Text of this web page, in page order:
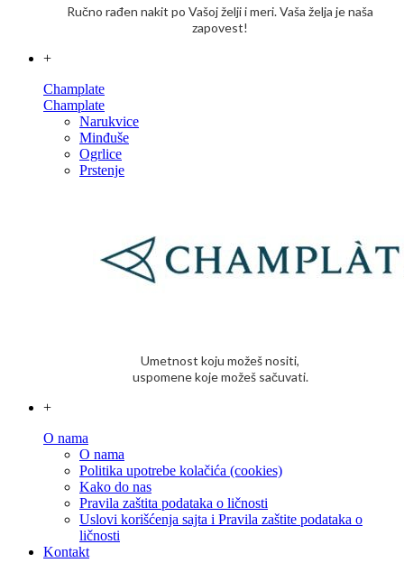
Ručno rađen nakit po Vašoj želji i meri. Vaša želja je naša
zapovest!
+
Champlate
Champlate
Narukvice
Minđuše
Ogrlice
Prstenje
Umetnost koju možeš nositi,
uspomene koje možeš sačuvati.
+
O nama
O nama
Politika upotrebe kolačića (cookies)
Kako do nas
Pravila zaštita podataka o ličnosti
Uslovi korišćenja sajta i Pravila zaštite podataka o
ličnosti
Kontakt